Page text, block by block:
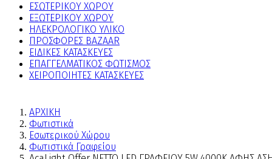
ΕΣΩΤΕΡΙΚΟΥ ΧΩΡΟΥ
ΕΞΩΤΕΡΙΚΟΥ ΧΩΡΟΥ
ΗΛΕΚΡΟΛΟΓΙΚΟ ΥΛΙΚΟ
ΠΡΟΣΦΟΡΕΣ BAZAAR
ΕΙΔΙΚΕΣ ΚΑΤΑΣΚΕΥΕΣ
ΕΠΑΓΓΕΛΜΑΤΙΚΟΣ ΦΩΤΙΣΜΟΣ
ΧΕΙΡΟΠΟΙΗΤΕΣ ΚΑΤΑΣΚΕΥΕΣ
ΑΡΧΙΚΗ
Φωτιστικά
Εσωτερικού Χώρου
Φωτιστικά Γραφείου